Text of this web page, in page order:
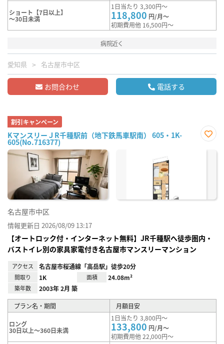
ショート【7日以上】
～30日未満
1日当たり 3,300円～
118,800 円/月～
初期費用他 16,500円～
病院近く
愛知県 名古屋市中区
お問合わせ 電話する
割引キャンペーン
KマンスリーＪR千種駅前（地下鉄馬車駅南） 605・1K-
605(No.716377)
に入
名古屋市中区
情報更新日 2026/08/09 13:17
【オートロック付・インターネット無料】JR千種駅へ徒歩圏内・
バストイレ別の家具家電付き名古屋市マンスリーマンション
アクセス 名古屋市桜通線「高岳駅」徒歩20分
間取り 1K 面積 24.08m²
築年数 2003年 2月 築
プラン名・期間 月額目安
ロング
30日以上～360日未満
1日当たり 3,800円～
133,800 円/月～
初期費用他 22,000円～